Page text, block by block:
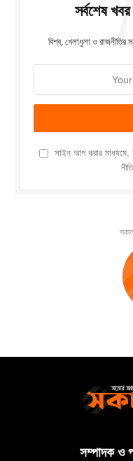
সর্বশেষ
বিশ্ব, খেলাধুলা ও
সাইন আপ করার মাধ্যমে,
সম্পাদক ও